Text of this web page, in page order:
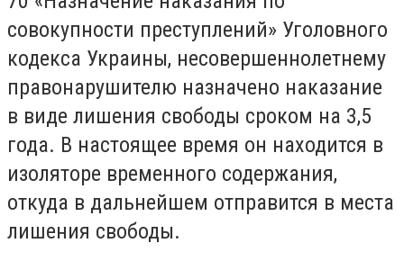
совокупности преступлений» Уголовного
кодекса Украины, несовершеннолетнему
правонарушителю назначено наказание
в виде лишения свободы сроком на 3,5
года. В настоящее время он находится в
изоляторе временного содержания,
откуда в дальнейшем отправится в места
лишения свободы.